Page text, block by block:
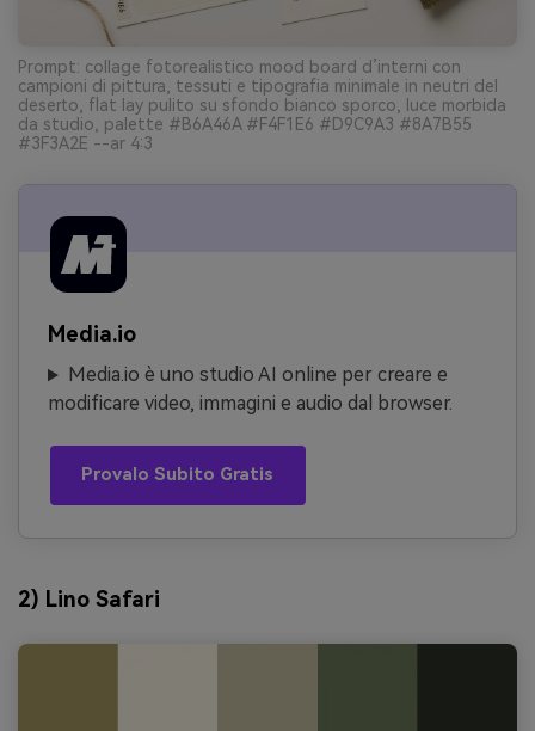
Prompt: collage fotorealistico mood board d’interni con
campioni di pittura, tessuti e tipografia minimale in neutri del
deserto, flat lay pulito su sfondo bianco sporco, luce morbida
da studio, palette #B6A46A #F4F1E6 #D9C9A3 #8A7B55
#3F3A2E --ar 4:3
Media.io
Media.io è uno studio AI online per creare e
modificare video, immagini e audio dal browser.
Provalo Subito Gratis
2) Lino Safari